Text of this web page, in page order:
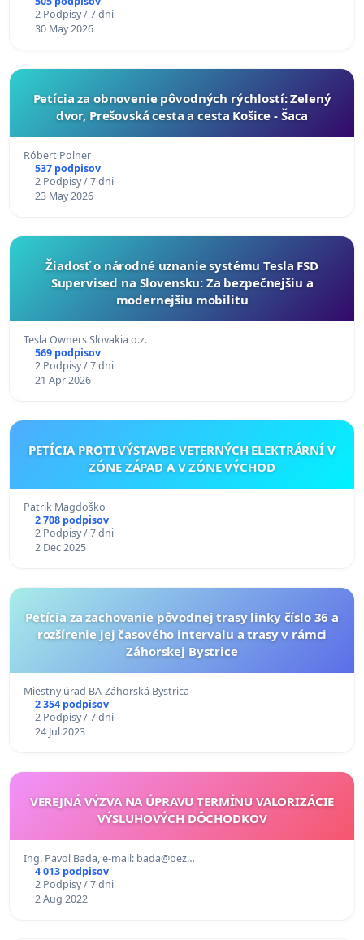
2 Podpisy / 7 dni
30 May 2026
​Petícia za obnovenie pôvodných rýchlostí: Zelený
dvor, Prešovská cesta a cesta Košice - Šaca
Róbert Polner
537 podpisov
2 Podpisy / 7 dni
23 May 2026
Žiadosť o národné uznanie systému Tesla FSD
Supervised na Slovensku: Za bezpečnejšiu a
modernejšiu mobilitu
Tesla Owners Slovakia o.z.
569 podpisov
2 Podpisy / 7 dni
21 Apr 2026
PETÍCIA PROTI VÝSTAVBE VETERNÝCH ELEKTRÁRNÍ V
ZÓNE ZÁPAD A V ZÓNE VÝCHOD
Patrik Magdoško
2 708 podpisov
2 Podpisy / 7 dni
2 Dec 2025
Petícia za zachovanie pôvodnej trasy linky číslo 36 a
rozšírenie jej časového intervalu a trasy v rámci
Záhorskej Bystrice
Miestny úrad BA-Záhorská Bystrica
2 354 podpisov
2 Podpisy / 7 dni
24 Jul 2023
VEREJNÁ VÝZVA NA ÚPRAVU TERMÍNU VALORIZÁCIE
VÝSLUHOVÝCH DÔCHODKOV
Ing. Pavol Bada, e-mail: bada@bez…
4 013 podpisov
2 Podpisy / 7 dni
2 Aug 2022